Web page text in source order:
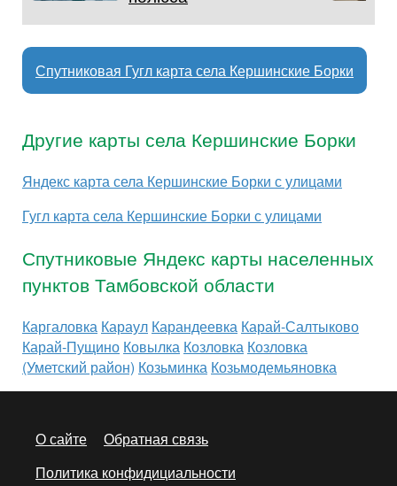
Спутниковая Гугл карта села Кершинские Борки
Другие карты села Кершинские Борки
Яндекс карта села Кершинские Борки с улицами
Гугл карта села Кершинские Борки с улицами
Спутниковые Яндекс карты населенных
пунктов Тамбовской области
Каргаловка Караул Карандеевка Карай-Салтыково
Карай-Пущино Ковылка Козловка Козловка
(Уметский район) Козьминка Козьмодемьяновка
О сайте
Обратная связь
Политика конфидициальности